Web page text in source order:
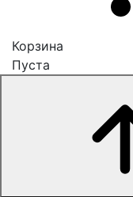
Корзина
Пуста